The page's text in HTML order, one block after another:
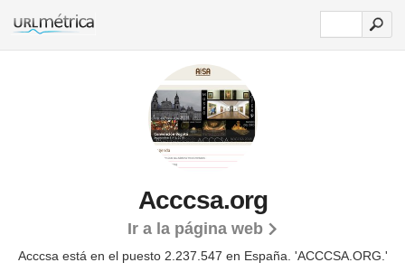
Acccsa.org
Ir a la página web
Acccsa está en el puesto 2.237.547 en España. 'ACCCSA.ORG.'